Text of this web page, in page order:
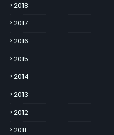
2018
2017
2016
2015
2014
2013
2012
2011